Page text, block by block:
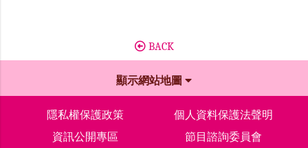
BACK
顯示網站地圖
隱私權保護政策
個人資料保護法聲明
資訊公開專區
節目諮詢委員會